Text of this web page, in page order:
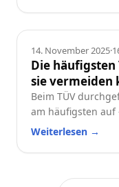
wertstabil hältst.
Ratgeber
14. November 2025·
Die häufigsten
sie vermeiden
Beim TÜV
am häufigsten auf
praktische
Weiterlesen →